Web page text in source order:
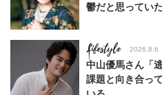
鬱だと思ってい
Lifestyle 2026.8.6
中山優馬さん「
課題と向き合っ